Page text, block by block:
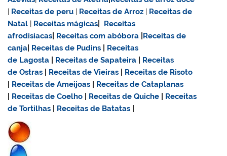
| Receitas de peru | Receitas de Arroz | Receitas de
Natal | Receitas mágicas
Receitas
afrodisiacas Receitas com abóbora Receitas de
canja Receitas de Pudins
Receitas
de Lagosta
Receitas de Sapateira
Receitas
de Ostras
Receitas de Vieiras
Receitas de Risoto
Receitas de Ameijoas
Receitas de Cataplanas
Receitas de Coelho Receitas de Quiche
Receitas
de Tortilhas
Receitas de Batatas